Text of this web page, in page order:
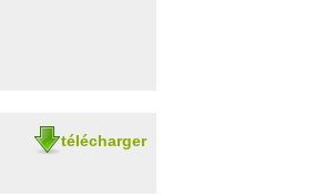
télécharger